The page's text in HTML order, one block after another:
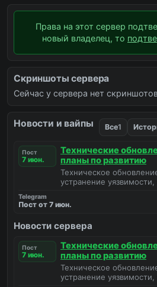
Права на этот сервер
новый владелец, то
Скриншоты сервера
Сейчас у сервера нет
Новости и вайпы Все1
Пост
7 июн.
Технические
планы по развитию
Техническое
устранение
Telegram
Пост от 7 июн.
Новости сервера
Пост
7 июн.
Технические
планы по развитию
Техническое
устранение